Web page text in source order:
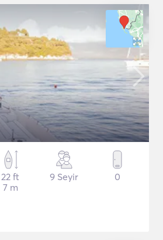
22 ft
7 m
9 Seyir 0